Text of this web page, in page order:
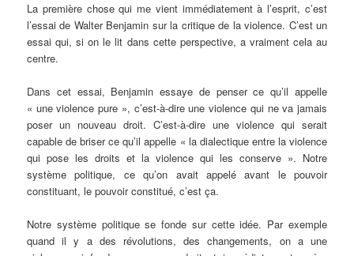
La première chose qui me vient immédiatement à l’esprit, c’est
l’essai de Walter Benjamin sur la critique de la violence. C’est un
essai qui, si on le lit dans cette perspective, a vraiment cela au
centre.
Dans cet essai, Benjamin essaye de penser ce qu’il appelle
« une violence pure », c’est-à-dire une violence qui ne va jamais
poser un nouveau droit. C’est-à-dire une violence qui serait
capable de briser ce qu’il appelle « la dialectique entre la violence
qui pose les droits et la violence qui les conserve ». Notre
système politique, ce qu’on avait appelé avant le pouvoir
constituant, le pouvoir constitué, c’est ça.
Notre système politique se fonde sur cette idée. Par exemple
quand il y a des révolutions, des changements, on a une